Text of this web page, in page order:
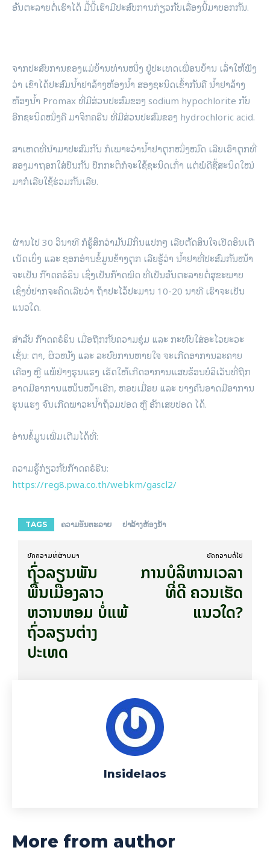
ອັນຕະລາຍຕໍ່ເຮົາໄດ້ ມື້ນີ້ເຮົາມີປະສົບການກ່ຽວກັບເລື່ອງນີ້ມາບອກກັນ.
ຈາກປະສົບການຂອງແມ່ບ້ານທ່ານໜຶ່ງ ຢູ່ປະເທດເພື່ອນບ້ານ ເລົ່າໃຫ້ຟັງ
ວ່າ ເຂົາໄດ້ປະສົມນ້ຳຢາລ້າງຫ້ອງນ້ຳ ສອງຊະນິດເຂົ້າກັນຄື ນ້ຳຢາລ້າງ
ຫ້ອງນ້ຳ Promax ທີ່ມີສ່ວນປະສົມຂອງ sodium hypochlorite ກັບ
ອີກຊະນິດໜຶ່ງຄື ມາຈິກຄຣີນ ທີ່ມີສ່ວນປະສົມຂອງ hydrochloric acid.
ສາເຫດທີ່ນຳມາປະສົມກັນ ກໍເພາະວ່ານ້ຳຢາຕຸກໝຶ່ງໝົດ ເລີຍເອົາຕຸກທີ່
ສອງມາຖອກໃສ່ປົນກັນ ປົກກະຕິກໍຈະໃຊ້ຊະນິດເກົ່າ ແຕ່ພໍດີຊື້ສະນິດໃໝ່
ມາກໍເລີຍໃຊ້ຮ່ວມກັນເລີຍ.
ຜ່ານໄປ 30 ວິນາທີ ກໍຮູ້ສຶກວ່າມັນມີກິ່ນແປກໆ ເລີຍຕັດສິນໃຈເປີດອິນເຕີ
ເນັດເບິ່ງ ແລະ ຊອກອ່ານຂໍ້ມູນຂ້າງຕຸກ ເລີຍຮູ້ວ່າ ນ້ຳຢາທີ່ປະສົມກັນໜ້າ
ຈະເປັນ ກ໊າດຄຣໍຣິນ ເຊິ່ງເປັນກ໊າດພິດ ທີ່ເປັນອັນຕະລາຍຕໍ່ສຸຂະພາບ
ເຊິ່ງບໍ່ຢາກຈະຄິດເລີຍວ່າ ຖ້າປະໄວ້ປະມານ 10-20 ນາທີ ເຮົາຈະເປັນ
ແນວໃດ.
ສຳລັບ ກ໊າດຄຣໍຣິນ ເມື່ອຖືກກັບຄວາມຊຸ່ມ ແລະ ກະທົບໃສ່ອະໄວຍະວະ
ເຊັ່ນ: ຕາ, ຜິວໜັງ ແລະ ລະບົບການຫາຍໃຈ ຈະເກີດອາການລະຄາຍ
ເຄືອງ ຫຼື ແພ້ຢ່າງຮຸນແຮງ ເຮັດໃຫ້ເກີດອາການແສບຮ້ອນບໍລິເວັນທີ່ຖືກ
ອາດມີອາການແໜ້ນໜ້າເອີກ, ຫອບເມື່ອຍ ແລະ ບາງຄົນອາດມີອາການ
ຮຸນແຮງ ຈົນເກີດພາວະນ້ຳຖ້ວມປອດ ຫຼື ອັກເສບປອດ ໄດ້.
ອ່ານຂໍ້ມູນເພີ່ມເຕີມໄດ້ທີ່:
ຄວາມຮູ້ກ່ຽວກັບກ໊າດຄຣໍຣີນ:
https://reg8.pwa.co.th/webkm/gascl2/
TAGS ຄວາມອັນຕະລາຍ ຢາລ້າງຫ້ອງນ້ຳ
ບົດ​ຄວາມ​ທີ່​ຜ່ານ​ມາ
ຖົ່ວລຽນພັນ
ພື້ນເມືອງລາວ
ຫວານຫອມ ບໍ່ແພ້
ຖົ່ວລຽນຕ່າງ
ປະເທດ
ບົດ​ຄວາມ​ຕໍ່​ໄປ
ການບໍລິຫານເວລາ
ທີ່ດີ ຄວນເຮັດ
ແນວໃດ?
Insidelaos
More from author